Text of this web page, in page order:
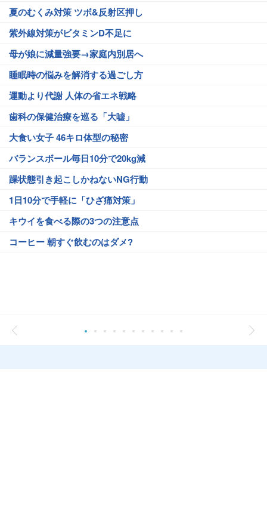
夏のむくみ対策 ツボ&反射区押し
紫外線対策がビタミンD不足に
母が娘に減量強要→家庭内別居へ
睡眠時の悩みを解消する過ごし方
運動より代謝 人体の省エネ戦略
歯科の保健治療を巡る「大嘘」
大食い女子 46キロ体型の秘密
バランスボール毎日10分で20kg減
躁状態引き起こしかねないNG行動
1日10分で手軽に「ひざ痛対策」
キウイを食べる際の3つの注意点
コーヒー 朝すぐ飲むのはダメ?